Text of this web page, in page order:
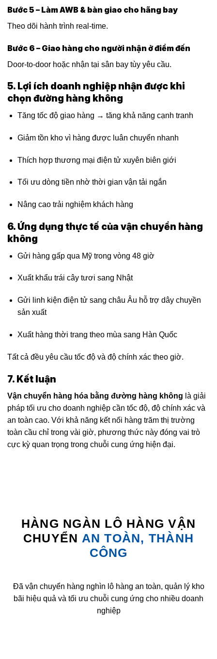
Bước 5 – Làm AWB & bàn giao cho hãng bay
Theo dõi hành trình real-time.
Bước 6 – Giao hàng cho người nhận ở điểm đến
Door-to-door hoặc nhận tại sân bay tùy yêu cầu.
5. Lợi ích doanh nghiệp nhận được khi
chọn đường hàng không
Tăng tốc độ giao hàng → tăng khả năng cạnh tranh
Giảm tồn kho vì hàng được luân chuyển nhanh
Thích hợp thương mại điện tử xuyên biên giới
Tối ưu dòng tiền nhờ thời gian vận tải ngắn
Nâng cao trải nghiệm khách hàng
6. Ứng dụng thực tế của vận chuyển hàng
không
Gửi hàng gấp qua Mỹ trong vòng 48 giờ
Xuất khẩu trái cây tươi sang Nhật
Gửi linh kiện điện tử sang châu Âu hỗ trợ dây chuyền
sản xuất
Xuất hàng thời trang theo mùa sang Hàn Quốc
Tất cả đều yêu cầu tốc độ và độ chính xác theo giờ.
7. Kết luận
Vận chuyển hàng hóa bằng đường hàng không là giải
pháp tối ưu cho doanh nghiệp cần tốc độ, độ chính xác và
an toàn cao. Với khả năng kết nối hàng trăm thị trường
toàn cầu chỉ trong vài giờ, phương thức này đóng vai trò
cực kỳ quan trọng trong chuỗi cung ứng hiện đại.
HÀNG NGÀN LÔ HÀNG VẬN
CHUYỂN AN TOÀN, THÀNH
CÔNG
Đã vận chuyển hàng nghìn lô hàng an toàn, quản lý kho
bãi hiệu quả và tối ưu chuỗi cung ứng cho nhiều doanh
nghiệp